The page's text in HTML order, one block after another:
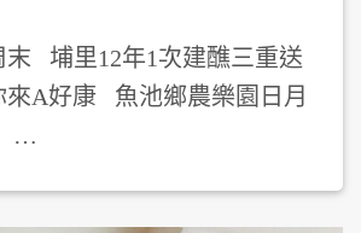
末 埔里12年1次建醮三重送
來A好康 魚池鄉農樂園日月
…